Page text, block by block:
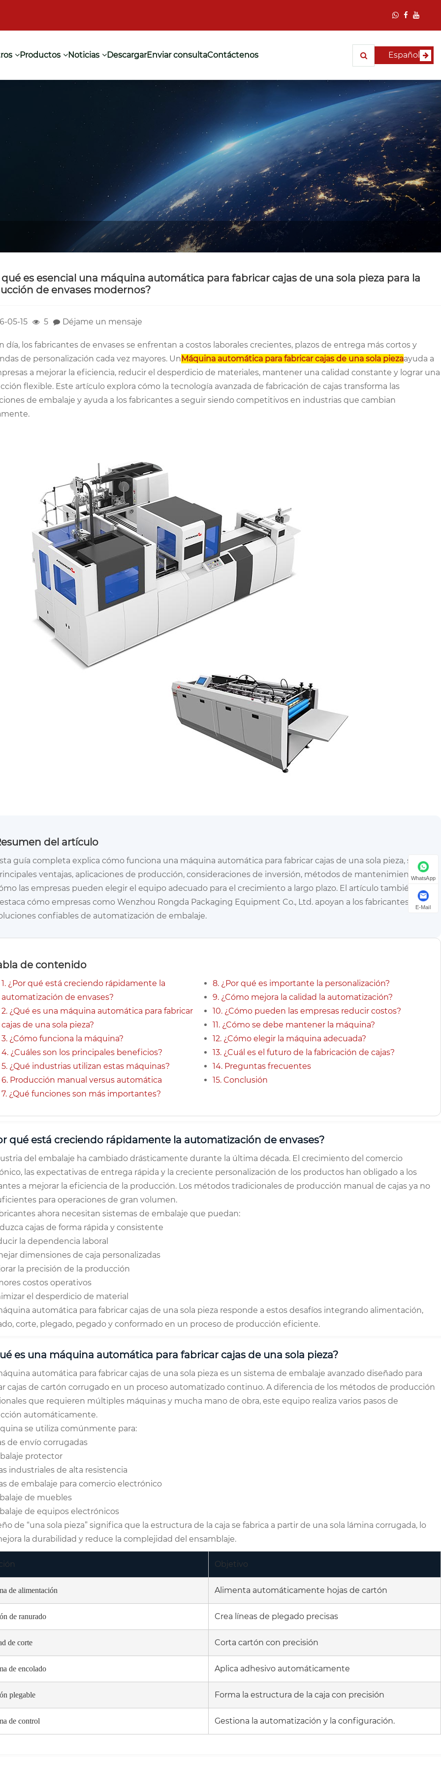
Productos Noticias DescargarEnviar consultaContáctenos Español
qué es esencial una máquina automática para fabricar cajas de una sola pieza para la
de envases modernos?
05-15 5 Déjame un mensaje
día, los fabricantes de envases se enfrentan a costos laborales crecientes, plazos de entrega más cortos y
de personalización cada vez mayores. UnMáquina automática para fabricar cajas de una sola piezaayuda a
a mejorar la eficiencia, reducir el desperdicio de materiales, mantener una calidad constante y lograr una
flexible. Este artículo explora cómo la tecnología avanzada de fabricación de cajas transforma las
de embalaje y ayuda a los fabricantes a seguir siendo competitivos en industrias que cambian
del artículo
guía completa explica cómo funciona una máquina automática para fabricar cajas de una sola pieza, sus
ventajas, aplicaciones de producción, consideraciones de inversión, métodos de mantenimiento y
las empresas pueden elegir el equipo adecuado para el crecimiento a largo plazo. El artículo también
cómo empresas como Wenzhou Rongda Packaging Equipment Co., Ltd. apoyan a los fabricantes con
confiables de automatización de embalaje.
de contenido
1. ¿Por qué está creciendo rápidamente la
automatización de envases?
2. ¿Qué es una máquina automática para fabricar
cajas de una sola pieza?
3. ¿Cómo funciona la máquina?
4. ¿Cuáles son los principales beneficios?
5. ¿Qué industrias utilizan estas máquinas?
6. Producción manual versus automática
7. ¿Qué funciones son más importantes?
8. ¿Por qué es importante la personalización?
9. ¿Cómo mejora la calidad la automatización?
10. ¿Cómo pueden las empresas reducir costos?
11. ¿Cómo se debe mantener la máquina?
12. ¿Cómo elegir la máquina adecuada?
13. ¿Cuál es el futuro de la fabricación de cajas?
14. Preguntas frecuentes
15. Conclusión
qué está creciendo rápidamente la automatización de envases?
del embalaje ha cambiado drásticamente durante la última década. El crecimiento del comercio
las expectativas de entrega rápida y la creciente personalización de los productos han obligado a los
a mejorar la eficiencia de la producción. Los métodos tradicionales de producción manual de cajas ya no
para operaciones de gran volumen.
ahora necesitan sistemas de embalaje que puedan:
cajas de forma rápida y consistente
la dependencia laboral
dimensiones de caja personalizadas
la precisión de la producción
costos operativos
el desperdicio de material
automática para fabricar cajas de una sola pieza responde a estos desafíos integrando alimentación,
corte, plegado, pegado y conformado en un proceso de producción eficiente.
es una máquina automática para fabricar cajas de una sola pieza?
automática para fabricar cajas de una sola pieza es un sistema de embalaje avanzado diseñado para
cajas de cartón corrugado en un proceso automatizado continuo. A diferencia de los métodos de producción
que requieren múltiples máquinas y mucha mano de obra, este equipo realiza varios pasos de
automáticamente.
se utiliza comúnmente para:
de envío corrugadas
protector
industriales de alta resistencia
de embalaje para comercio electrónico
de muebles
de equipos electrónicos
de “una sola pieza” significa que la estructura de la caja se fabrica a partir de una sola lámina corrugada, lo
la durabilidad y reduce la complejidad del ensamblaje.
Objetivo
de alimentación Alimenta automáticamente hojas de cartón
de ranurado Crea líneas de plegado precisas
de corte Corta cartón con precisión
de encolado Aplica adhesivo automáticamente
plegable Forma la estructura de la caja con precisión
de control Gestiona la automatización y la configuración.
WhatsApp
E-Mail